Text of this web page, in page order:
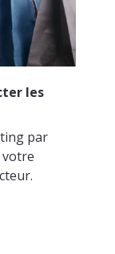
les
par